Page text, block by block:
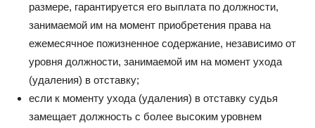
размере, гарантируется его выплата по должности,
занимаемой им на момент приобретения права на
ежемесячное пожизненное содержание, независимо от
уровня должности, занимаемой им на момент ухода
(удаления) в отставку;
если к моменту ухода (удаления) в отставку судья
замещает должность с более высоким уровнем